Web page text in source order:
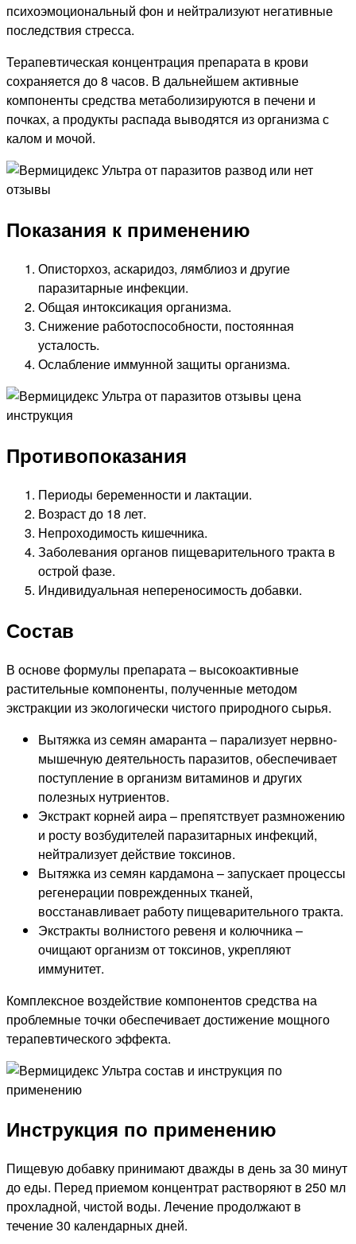
психоэмоциональный фон и нейтрализуют негативные
последствия стресса.
Терапевтическая концентрация препарата в крови
сохраняется до 8 часов. В дальнейшем активные
компоненты средства метаболизируются в печени и
почках, а продукты распада выводятся из организма с
калом и мочой.
Показания к применению
Описторхоз, аскаридоз, лямблиоз и другие
паразитарные инфекции.
Общая интоксикация организма.
Снижение работоспособности, постоянная
усталость.
Ослабление иммунной защиты организма.
Противопоказания
Периоды беременности и лактации.
Возраст до 18 лет.
Непроходимость кишечника.
Заболевания органов пищеварительного тракта в
острой фазе.
Индивидуальная непереносимость добавки.
Состав
В основе формулы препарата – высокоактивные
растительные компоненты, полученные методом
экстракции из экологически чистого природного сырья.
Вытяжка из семян амаранта – парализует нервно-
мышечную деятельность паразитов, обеспечивает
поступление в организм витаминов и других
полезных нутриентов.
Экстракт корней аира – препятствует размножению
и росту возбудителей паразитарных инфекций,
нейтрализует действие токсинов.
Вытяжка из семян кардамона – запускает процессы
регенерации поврежденных тканей,
восстанавливает работу пищеварительного тракта.
Экстракты волнистого ревеня и колючника –
очищают организм от токсинов, укрепляют
иммунитет.
Комплексное воздействие компонентов средства на
проблемные точки обеспечивает достижение мощного
терапевтического эффекта.
Инструкция по применению
Пищевую добавку принимают дважды в день за 30 минут
до еды. Перед приемом концентрат растворяют в 250 мл
прохладной, чистой воды. Лечение продолжают в
течение 30 календарных дней.